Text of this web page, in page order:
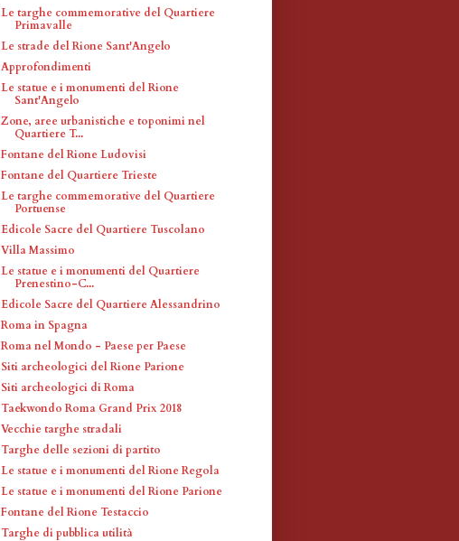
Le targhe commemorative del Quartiere
Primavalle
Le strade del Rione Sant'Angelo
Approfondimenti
Le statue e i monumenti del Rione
Sant'Angelo
Zone, aree urbanistiche e toponimi nel
Quartiere T...
Fontane del Rione Ludovisi
Fontane del Quartiere Trieste
Le targhe commemorative del Quartiere
Portuense
Edicole Sacre del Quartiere Tuscolano
Villa Massimo
Le statue e i monumenti del Quartiere
Prenestino-C...
Edicole Sacre del Quartiere Alessandrino
Roma in Spagna
Roma nel Mondo - Paese per Paese
Siti archeologici del Rione Parione
Siti archeologici di Roma
Taekwondo Roma Grand Prix 2018
Vecchie targhe stradali
Targhe delle sezioni di partito
Le statue e i monumenti del Rione Regola
Le statue e i monumenti del Rione Parione
Fontane del Rione Testaccio
Targhe di pubblica utilità